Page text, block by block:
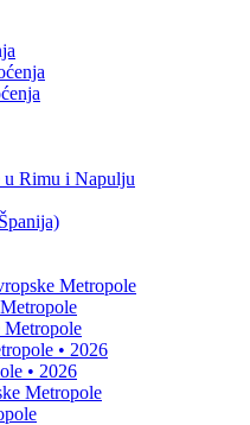
u Rimu i Napulju
Metropole
Metropole
• 2026
• 2026
Metropole